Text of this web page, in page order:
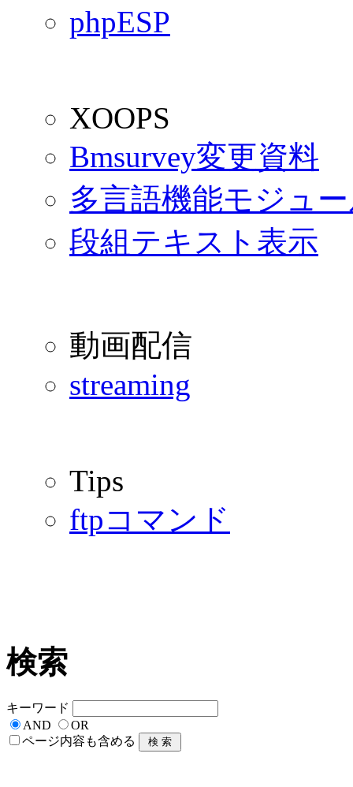
phpESP
XOOPS
Bmsurvey変更資料
多言語機能モジュ
段組テキスト表示
動画配信
streaming
Tips
ftpコマンド
検索
キーワード
AND
OR
ページ内容も含める